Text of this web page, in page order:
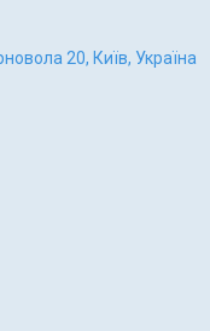
20, Київ, Україна